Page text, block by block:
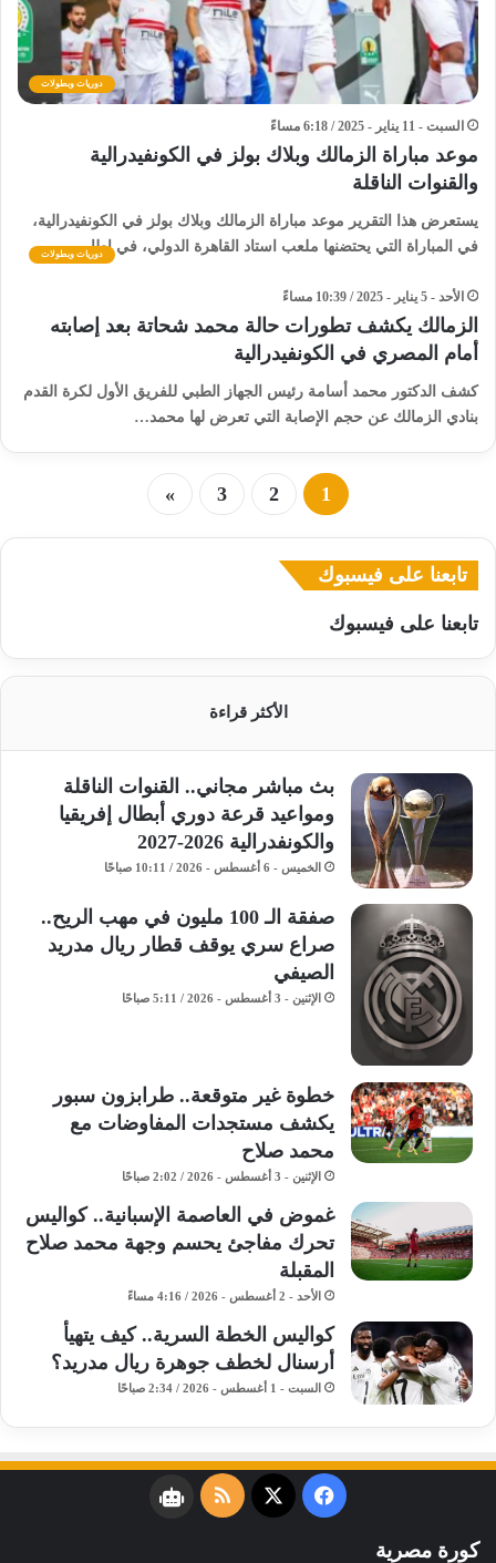
دوريات وبطولات
السبت - 11 يناير - 2025 / 6:18 مساءً
موعد مباراة الزمالك وبلاك بولز في الكونفيدرالية
والقنوات الناقلة
يستعرض هذا التقرير موعد مباراة الزمالك وبلاك بولز في الكونفيدرالية،
في المباراة التي يحتضنها ملعب استاد القاهرة الدولي، في إطار…
دوريات وبطولات
الأحد - 5 يناير - 2025 / 10:39 مساءً
الزمالك يكشف تطورات حالة محمد شحاتة بعد إصابته
أمام المصري في الكونفيدرالية
كشف الدكتور محمد أسامة رئيس الجهاز الطبي للفريق الأول لكرة القدم
بنادي الزمالك عن حجم الإصابة التي تعرض لها محمد…
1
2
3
»
تابعنا على فيسبوك
تابعنا على فيسبوك
الأكثر قراءة
بث مباشر مجاني.. القنوات الناقلة
ومواعيد قرعة دوري أبطال إفريقيا
والكونفدرالية 2026-2027
الخميس - 6 أغسطس - 2026 / 10:11 صباحًا
صفقة الـ 100 مليون في مهب الريح..
صراع سري يوقف قطار ريال مدريد
الصيفي
الإثنين - 3 أغسطس - 2026 / 5:11 صباحًا
خطوة غير متوقعة.. طرابزون سبور
يكشف مستجدات المفاوضات مع
محمد صلاح
الإثنين - 3 أغسطس - 2026 / 2:02 صباحًا
غموض في العاصمة الإسبانية.. كواليس
تحرك مفاجئ يحسم وجهة محمد صلاح
المقبلة
الأحد - 2 أغسطس - 2026 / 4:16 مساءً
كواليس الخطة السرية.. كيف يتهيأ
أرسنال لخطف جوهرة ريال مدريد؟
السبت - 1 أغسطس - 2026 / 2:34 صباحًا
فيسبوك
‫X
ملخصنبض
كورة مصرية